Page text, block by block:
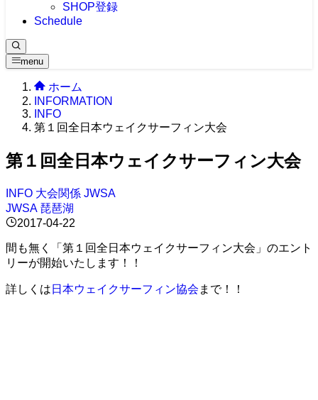
SHOP登録
Schedule
menu
ホーム
INFORMATION
INFO
第１回全日本ウェイクサーフィン大会
第１回全日本ウェイクサーフィン大会
INFO 大会関係 JWSA
JWSA 琵琶湖
2017-04-22
間も無く「第１回全日本ウェイクサーフィン大会」のエント
リーが開始いたします！！
詳しくは 日本ウェイクサーフィン協会 まで！！